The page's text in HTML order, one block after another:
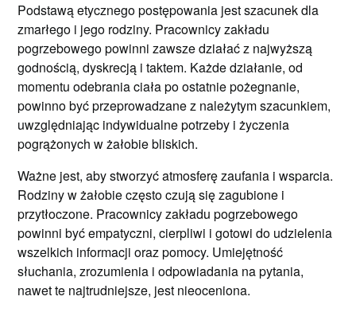
Podstawą etycznego postępowania jest szacunek dla
zmarłego i jego rodziny. Pracownicy zakładu
pogrzebowego powinni zawsze działać z najwyższą
godnością, dyskrecją i taktem. Każde działanie, od
momentu odebrania ciała po ostatnie pożegnanie,
powinno być przeprowadzane z należytym szacunkiem,
uwzględniając indywidualne potrzeby i życzenia
pogrążonych w żałobie bliskich.
Ważne jest, aby stworzyć atmosferę zaufania i wsparcia.
Rodziny w żałobie często czują się zagubione i
przytłoczone. Pracownicy zakładu pogrzebowego
powinni być empatyczni, cierpliwi i gotowi do udzielenia
wszelkich informacji oraz pomocy. Umiejętność
słuchania, zrozumienia i odpowiadania na pytania,
nawet te najtrudniejsze, jest nieoceniona.